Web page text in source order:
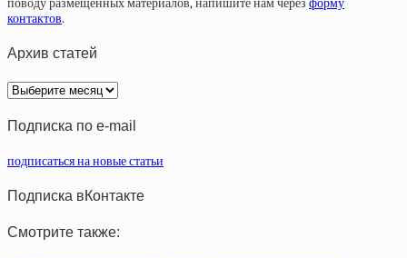
поводу размещенных материалов, напишите нам через форму
контактов.
Архив статей
Архив
статей
Подписка по e-mail
подписаться на новые статьи
Подписка вКонтакте
Смотрите также: